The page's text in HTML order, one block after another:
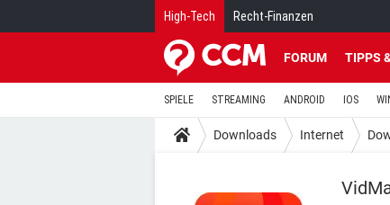
High-Tech Recht-Finanzen
FORUM TIPPS
SPIELE STREAMING ANDROID IOS
Downloads Internet